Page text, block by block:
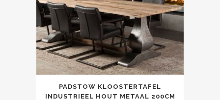
PADSTOW KLOOSTERTAFEL
INDUSTRIEEL HOUT METAAL 200CM